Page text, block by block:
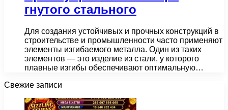
гнутого стального
Для создания устойчивых и прочных конструкций в
строительстве и промышленности часто применяют
элементы изгибаемого металла. Один из таких
элементов — это изделие из стали, у которого
плавные изгибы обеспечивают оптимальную…
Свежие записи